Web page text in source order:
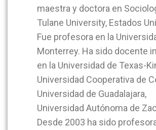
maestra y doctora en
Tulane University, Estados
Fue profesora en la
Monterrey. Ha sido docente
en la Universidad de Texas-
Universidad Cooperativa de
Universidad de Guadalajara,
Universidad Autónoma de
Desde 2003 ha sido